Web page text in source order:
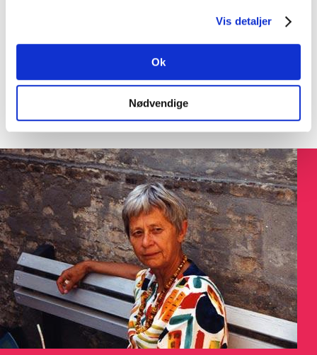
Vis detaljer
Ok
Nødvendige
SØGNING:
Søg på Dokument ID